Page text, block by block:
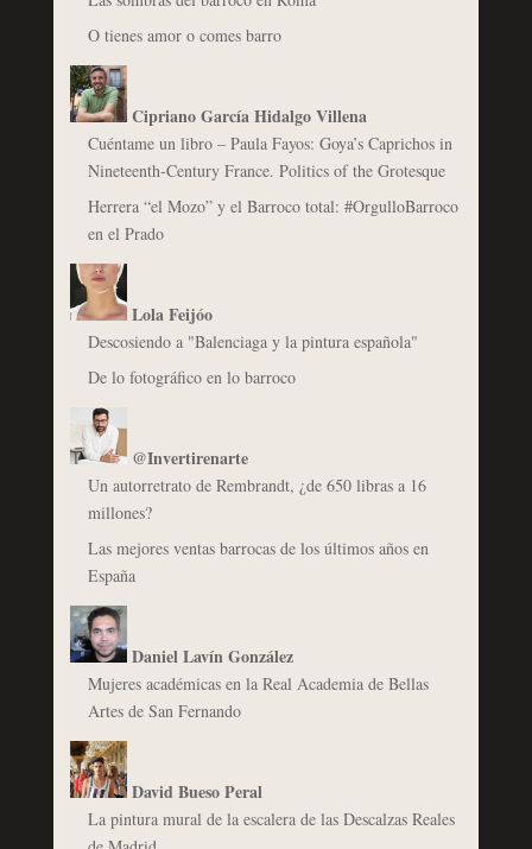
O tienes amor o comes barro
Cipriano García Hidalgo Villena
Cuéntame un libro – Paula Fayos: Goya’s Caprichos in
Nineteenth-Century France. Politics of the Grotesque
Herrera “el Mozo” y el Barroco total: #OrgulloBarroco
en el Prado
Lola Feijóo
Descosiendo a "Balenciaga y la pintura española"
De lo fotográfico en lo barroco
@Invertirenarte
Un autorretrato de Rembrandt, ¿de 650 libras a 16
millones?
Las mejores ventas barrocas de los últimos años en
España
Daniel Lavín González
Mujeres académicas en la Real Academia de Bellas
Artes de San Fernando
David Bueso Peral
La pintura mural de la escalera de las Descalzas Reales